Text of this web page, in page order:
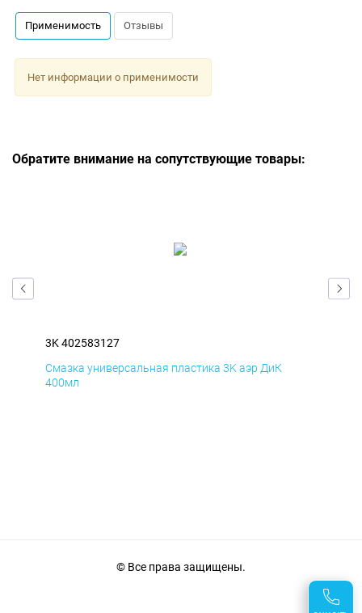
Применимость Отзывы
Нет информации о применимости
Обратите внимание на сопутствующие товары:
3K 402583127
Смазка универсальная пластика 3K аэр ДиК
400мл
© Все права защищены.